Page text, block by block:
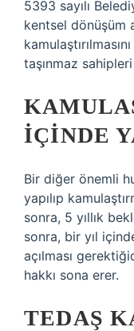
5393 sayılı
kentsel dönüşüm
taşınmaz
IÇINDE
Bir diğer önemli
yapılıp
sonra, 5 yıllık
sonra, bir yıl
açılması
hakkı sona erer.
TEDAŞ